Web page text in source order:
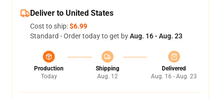
Deliver to United States
Cost to ship:$6.99
Standard - Order today to get byAug. 16 - Aug. 23
Production
Today
Shipping
Aug. 12
Delivered
Aug. 16 - Aug. 23